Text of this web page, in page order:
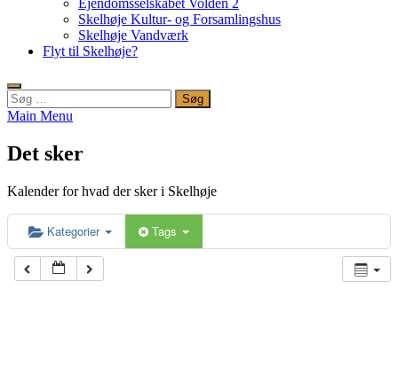
Ejendomsselskabet Volden 2
Skelhøje Kultur- og Forsamlingshus
Skelhøje Vandværk
Flyt til Skelhøje?
Søg
efter:
Main Menu
Det sker
Kalender for hvad der sker i Skelhøje
Kategorier Tags